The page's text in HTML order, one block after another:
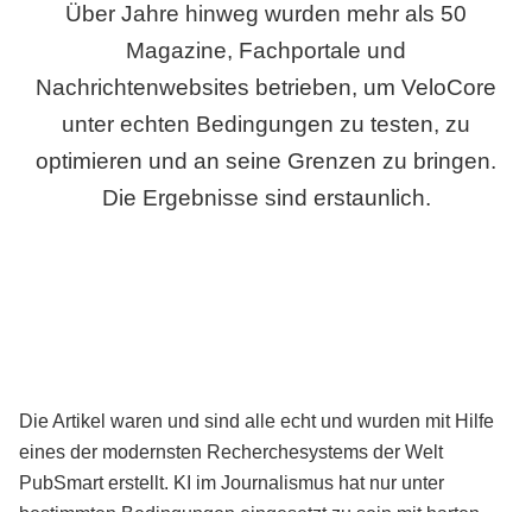
Über Jahre hinweg wurden mehr als 50
Magazine, Fachportale und
Nachrichtenwebsites betrieben, um VeloCore
unter echten Bedingungen zu testen, zu
optimieren und an seine Grenzen zu bringen.
Die Ergebnisse sind erstaunlich.
Die Artikel waren und sind alle echt und wurden mit Hilfe
eines der modernsten Recherchesystems der Welt
PubSmart erstellt. KI im Journalismus hat nur unter